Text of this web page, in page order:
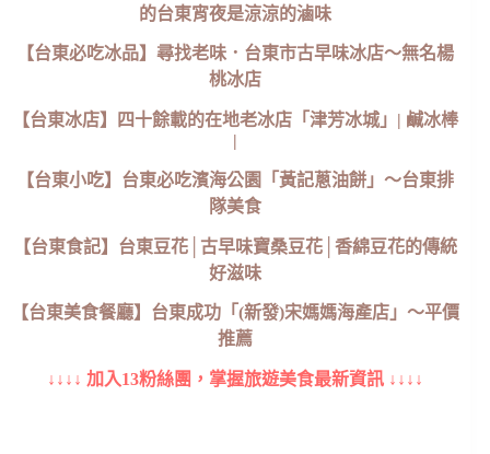
的台東宵夜是涼涼的滷味
【台東必吃冰品】尋找老味．台東市古早味冰店～無名楊
桃冰店
【台東冰店】四十餘載的在地老冰店「津芳冰城」| 鹹冰棒
|
【台東小吃】台東必吃濱海公園「黃記蔥油餅」～台東排
隊美食
【台東食記】台東豆花│古早味寶桑豆花│香綿豆花的傳統
好滋味
【台東美食餐廳】台東成功「(新發)宋媽媽海產店」～平價
推薦
↓↓↓↓ 加入13粉絲團，掌握旅遊美食最新資訊 ↓↓↓↓